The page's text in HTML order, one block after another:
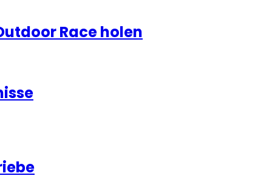
Race holen